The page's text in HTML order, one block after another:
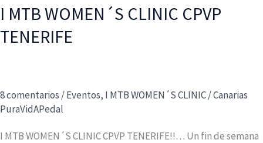
I MTB WOMEN´S CLINIC CPVP
TENERIFE
8 comentarios /Eventos, I MTB WOMEN´S CLINIC/Canarias
PuraVidAPedal
I MTB WOMEN´S CLINIC CPVP TENERIFE!!… Un fin de semana